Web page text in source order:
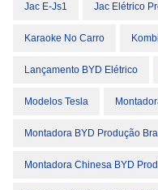
Jac E-Js1 Jac Elétrico
Karaoke No Carro
Lançamento BYD Elétrico
Modelos Tesla
Montadora BYD Produção
Montadora Chinesa BYD